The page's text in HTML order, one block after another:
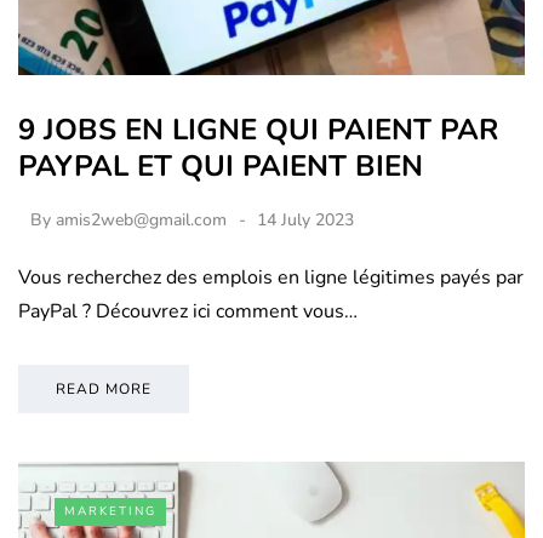
9 JOBS EN LIGNE QUI PAIENT PAR
PAYPAL ET QUI PAIENT BIEN
By amis2web@gmail.com 14 July 2023
Vous recherchez des emplois en ligne légitimes payés par
PayPal ? Découvrez ici comment vous…
READ MORE
MARKETING